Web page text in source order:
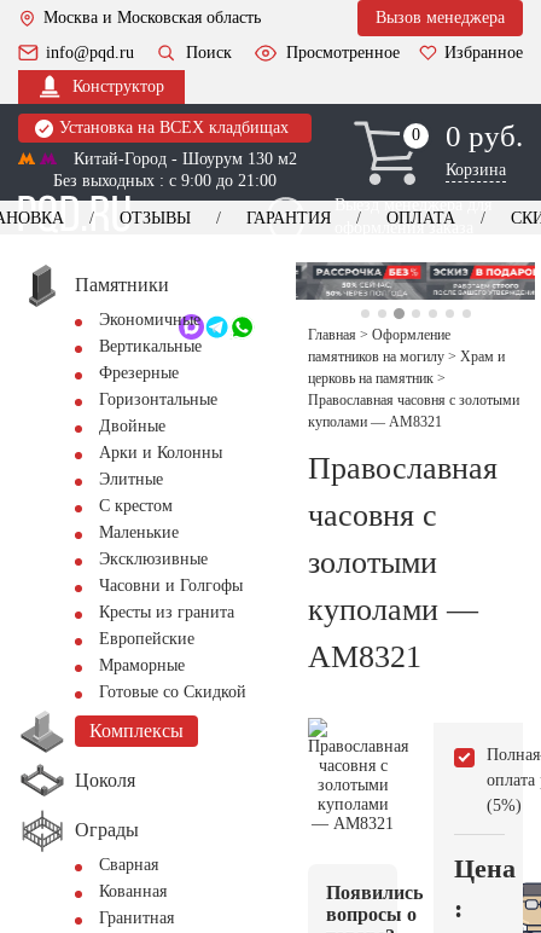
Москва и Московская область
Вызов менеджера
info@pqd.ru
Поиск Просмотренное
Избранное
Конструктор
Установка на ВСЕХ кладбищах
Китай-Город - Шоурум 130 м2
Без выходных : с 9:00 до 21:00
0
0 0 руб.
Корзина
Выезд менеджера для
оформления заказа
+7 (495) 518-44-23
Обратный звонок
ОТЗЫВЫ ГАРАНТИЯ ОПЛАТА
Памятники
Экономичные
Вертикальные
Фрезерные
Горизонтальные
Двойные
Арки и Колонны
Элитные
С крестом
Маленькие
Эксклюзивные
Часовни и Голгофы
Кресты из гранита
Европейские
Мраморные
Готовые со Скидкой
Комплексы
Цоколя
Ограды
Сварная
Кованная
Гранитная
Главная > Оформление
памятников на могилу > Храм и
церковь на памятник >
Православная часовня с золотыми
куполами — AM8321
Православная
часовня с
золотыми
куполами —
AM8321
Появились
вопросы о
Полная
оплата
(5%)
Цена
: